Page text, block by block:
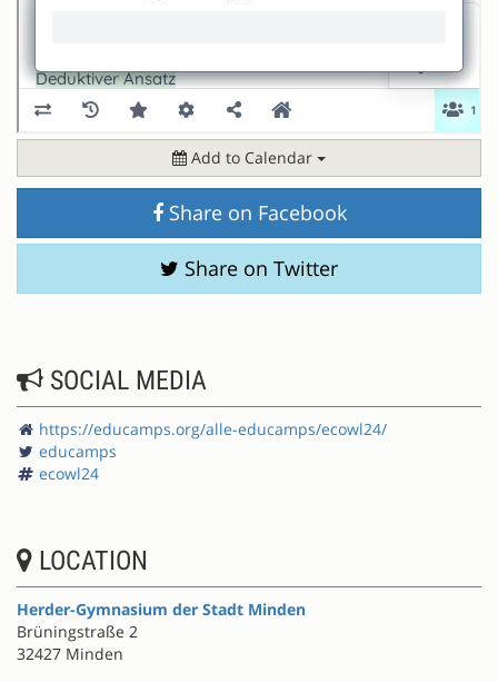
Add to Calendar
Share on Facebook
Share on Twitter
SOCIAL MEDIA
https://educamps.org/alle-educamps/ecowl24/
educamps
ecowl24
LOCATION
Herder-Gymnasium der Stadt Minden
Brüningstraße 2
32427 Minden